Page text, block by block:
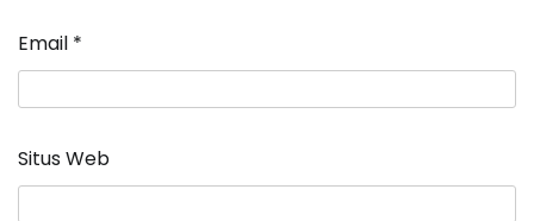
Email *
Situs Web